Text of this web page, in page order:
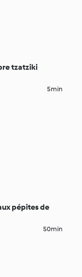
tzatziki
5min
pépites de
50min